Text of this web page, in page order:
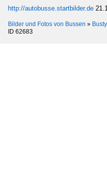
http://autobusse.startbilder.de
Bilder und Fotos von Bussen »
ID 62683